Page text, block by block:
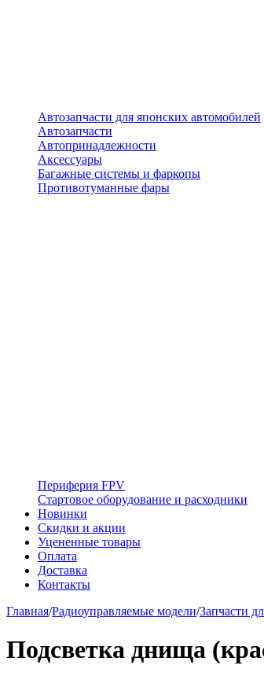
Автозапчасти для японских автомобилей
Автозапчасти
Автопринадлежности
Аксессуары
Багажные системы и фаркопы
Противотуманные фары
Периферия FPV
Стартовое оборудование и расходники
Новинки
Скидки и акции
Уцененные товары
Оплата
Доставка
Контакты
Главная/Радиоуправляемые модели/Запчасти
Подсветка днища